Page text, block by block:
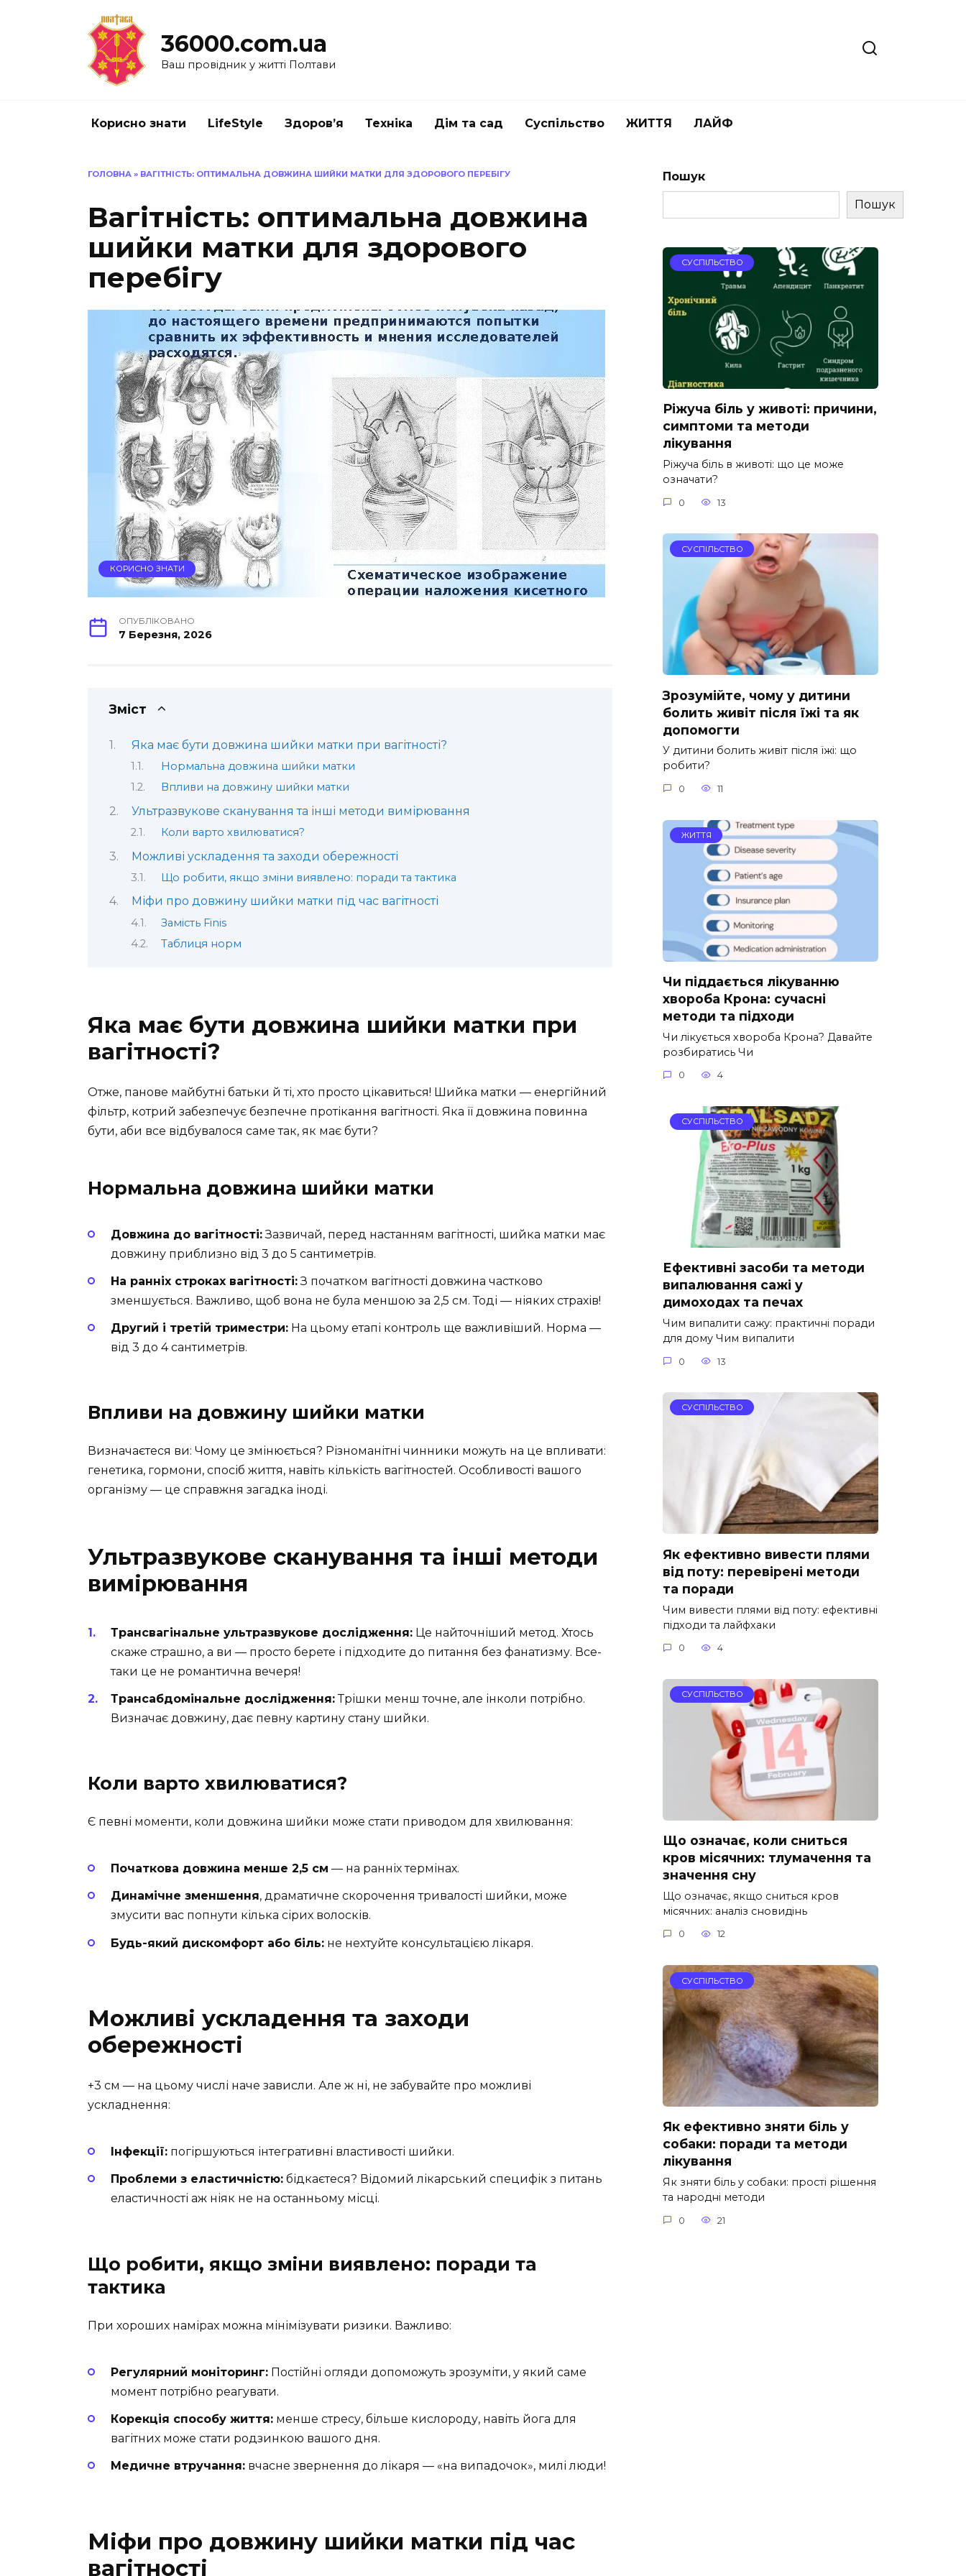
36000.com.ua
Ваш провідник у житті Полтави
Корисно знати LifeStyle Здоров’я Техніка Дім та сад Суспільство ЖИТТЯ ЛАЙФ
ГОЛОВНА » ВАГІТНІСТЬ: ОПТИМАЛЬНА ДОВЖИНА ШИЙКИ МАТКИ ДЛЯ ЗДОРОВОГО ПЕРЕБІГУ
Вагітність: оптимальна довжина
шийки матки для здорового
перебігу
КОРИСНО ЗНАТИ
ОПУБЛІКОВАНО
7 Березня, 2026
Зміст
Яка має бути довжина шийки матки при вагітності?
Нормальна довжина шийки матки
Впливи на довжину шийки матки
Ультразвукове сканування та інші методи вимірювання
Коли варто хвилюватися?
Можливі ускладення та заходи обережності
Що робити, якщо зміни виявлено: поради та тактика
Міфи про довжину шийки матки під час вагітності
Замість Finis
Таблиця норм
Яка має бути довжина шийки матки при
вагітності?
Отже, панове майбутні батьки й ті, хто просто цікавиться! Шийка матки — енергійний
фільтр, котрий забезпечує безпечне протікання вагітності. Яка її довжина повинна
бути, аби все відбувалося саме так, як має бути?
Нормальна довжина шийки матки
Довжина до вагітності:Зазвичай, перед настанням вагітності, шийка матки має
довжину приблизно від 3 до 5 сантиметрів.
На ранніх строках вагітності:З початком вагітності довжина частково
зменшується. Важливо, щоб вона не була меншою за 2,5 см. Тоді — ніяких страхів!
Другий і третій триместри: На цьому етапі контроль ще важливіший. Норма —
від 3 до 4 сантиметрів.
Впливи на довжину шийки матки
Визначаєтеся ви: Чому це змінюється? Різноманітні чинники можуть на це впливати:
генетика, гормони, спосіб життя, навіть кількість вагітностей. Особливості вашого
організму — це справжня загадка іноді.
Ультразвукове сканування та інші методи
вимірювання
Трансвагінальне ультразвукове дослідження: Це найточніший метод. Хтось
скаже страшно, а ви — просто берете і підходите до питання без фанатизму. Все-
таки це не романтична вечеря!
Трансабдомінальне дослідження:Трішки менш точне, але інколи потрібно.
Визначає довжину, дає певну картину стану шийки.
Коли варто хвилюватися?
Є певні моменти, коли довжина шийки може стати приводом для хвилювання:
Початкова довжина менше 2,5 см — на ранніх термінах.
Динамічне зменшення, драматичне скорочення тривалості шийки, може
змусити вас попнути кілька сірих волосків.
Будь-який дискомфорт або біль: не нехтуйте консультацією лікаря.
Можливі ускладення та заходи
обережності
+3 см — на цьому числі наче зависли. Але ж ні, не забувайте про можливі
ускладнення:
Інфекції: погіршуються інтегративні властивості шийки.
Проблеми з еластичністю: бідкаєтеся? Відомий лікарський специфік з питань
еластичності аж ніяк не на останньому місці.
Що робити, якщо зміни виявлено: поради та
тактика
При хороших намірах можна мінімізувати ризики. Важливо:
Регулярний моніторинг: Постійні огляди допоможуть зрозуміти, у який саме
момент потрібно реагувати.
Корекція способу життя: менше стресу, більше кислороду, навіть йога для
вагітних може стати родзинкою вашого дня.
Медичне втручання: вчасне звернення до лікаря — «на випадочок», милі люди!
Міфи про довжину шийки матки під час
вагітності
Пошук
Пошук
СУСПІЛЬСТВО
Ріжуча біль у животі: причини,
симптоми та методи
лікування
Ріжуча біль в животі: що це може
означати?
0 13
СУСПІЛЬСТВО
Зрозумійте, чому у дитини
болить живіт після їжі та як
допомогти
У дитини болить живіт після їжі: що
робити?
0 11
ЖИТТЯ
Чи піддається лікуванню
хвороба Крона: сучасні
методи та підходи
Чи лікується хвороба Крона? Давайте
розбиратись Чи
0 4
СУСПІЛЬСТВО
Ефективні засоби та методи
випалювання сажі у
димоходах та печах
Чим випалити сажу: практичні поради
для дому Чим випалити
0 13
СУСПІЛЬСТВО
Як ефективно вивести плями
від поту: перевірені методи
та поради
Чим вивести плями від поту: ефективні
підходи та лайфхаки
0 4
СУСПІЛЬСТВО
Що означає, коли сниться
кров місячних: тлумачення та
значення сну
Що означає, якщо сниться кров
місячних: аналіз сновидінь
0 12
СУСПІЛЬСТВО
Як ефективно зняти біль у
собаки: поради та методи
лікування
Як зняти біль у собаки: прості рішення
та народні методи
0 21